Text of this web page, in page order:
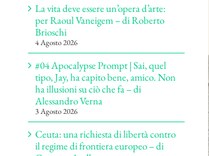
La vita deve essere un’opera d’arte:
per Raoul Vaneigem – di Roberto
Brioschi
4 Agosto 2026
#04 Apocalypse Prompt | Sai, quel
tipo, Jay, ha capito bene, amico. Non
ha illusioni su ciò che fa – di
Alessandro Verna
3 Agosto 2026
Ceuta: una richiesta di libertà contro
il regime di frontiera europeo – di